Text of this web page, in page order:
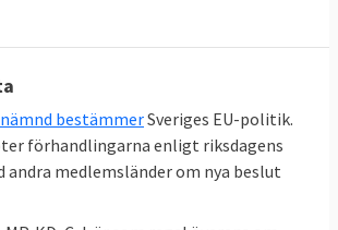
av Europaportalen
frågor hos en majoritet
i Sverige . Under
första år var sex
och L helt överens i 72
bestämmerSveriges EU-politik.
förhandlingarna enligt riksdagens
medlemsländer om nya beslut